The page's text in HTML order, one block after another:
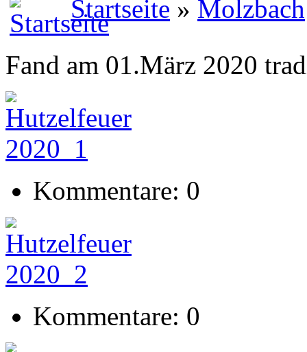
Startseite » Molzbach
Fand am 01.März 2020
Kommentare: 0
Kommentare: 0